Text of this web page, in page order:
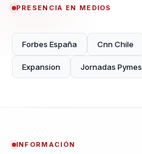
PRESENCIA EN MEDIOS
Forbes España Cnn Chile
Expansion Jornadas Pymes
INFORMACIÓN